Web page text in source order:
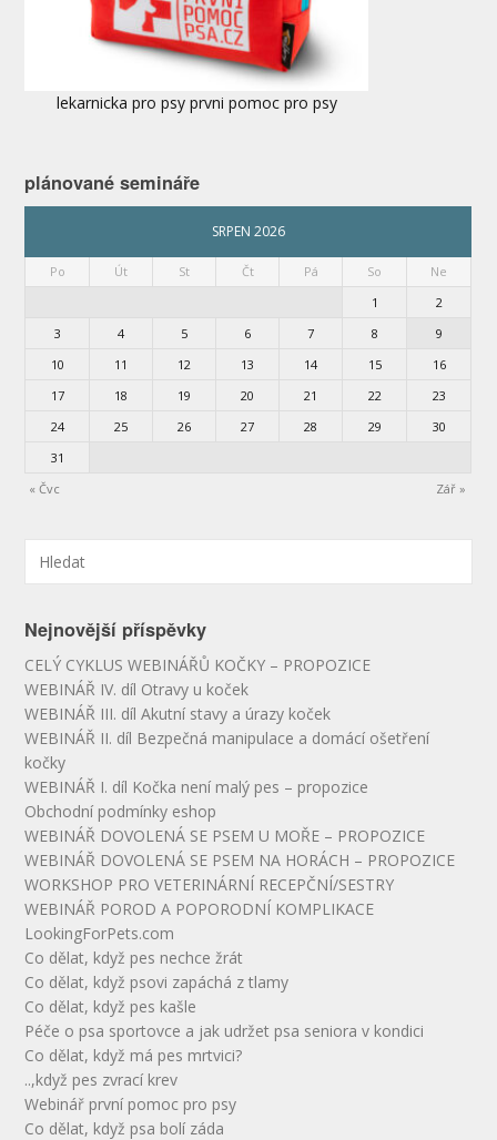
lekarnicka pro psy prvni pomoc pro psy
plánované semináře
SRPEN 2026
Po Út St Čt Pá So
Ne
1
2
3
4 5 6 7 8
9
10
11 12 13 14 15
16
17
18 19 20 21 22
23
24
25 26 27 28 29
30
31
« Čvc
Zář »
Nejnovější příspěvky
CELÝ CYKLUS WEBINÁŘŮ KOČKY – PROPOZICE
WEBINÁŘ IV. díl Otravy u koček
WEBINÁŘ III. díl Akutní stavy a úrazy koček
WEBINÁŘ II. díl Bezpečná manipulace a domácí ošetření
kočky
WEBINÁŘ I. díl Kočka není malý pes – propozice
Obchodní podmínky eshop
WEBINÁŘ DOVOLENÁ SE PSEM U MOŘE – PROPOZICE
WEBINÁŘ DOVOLENÁ SE PSEM NA HORÁCH – PROPOZICE
WORKSHOP PRO VETERINÁRNÍ RECEPČNÍ/SESTRY
WEBINÁŘ POROD A POPORODNÍ KOMPLIKACE
LookingForPets.com
Co dělat, když pes nechce žrát
Co dělat, když psovi zapáchá z tlamy
Co dělat, když pes kašle
Péče o psa sportovce a jak udržet psa seniora v kondici
Co dělat, když má pes mrtvici?
..,když pes zvrací krev
Webinář první pomoc pro psy
Co dělat, když psa bolí záda